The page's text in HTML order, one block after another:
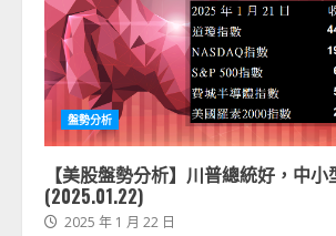
盤勢分析
【美股盤勢分析】川普總統好，中小
(2025.01.22)
2025 年 1 月 22 日